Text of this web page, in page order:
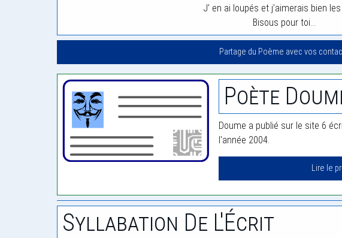
J’ en ai loupés et j’aimerais bien
Bisous pour toi…
Partage du Poème avec vos
Poète
Doume a publié sur le site 6
l'année 2004.
Lire le
Syllabation De L'Écrit